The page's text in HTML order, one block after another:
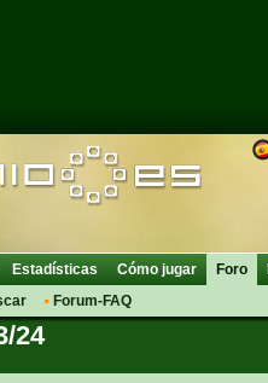
Estadísticas Cómo jugar
Foro
Forum-FAQ
24